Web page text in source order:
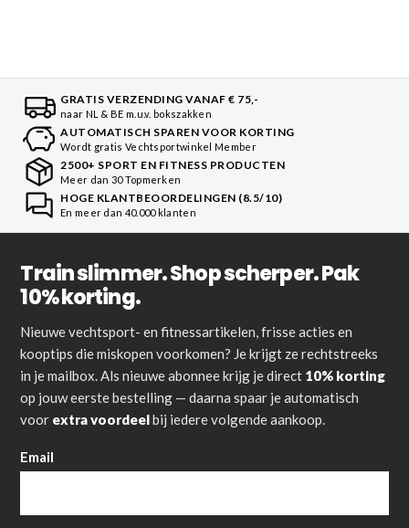
GRATIS VERZENDING VANAF € 75,-
naar NL & BE m.u.v. bokszakken
AUTOMATISCH SPAREN VOOR KORTING
Wordt gratis Vechtsportwinkel Member
2500+ SPORT EN FITNESS PRODUCTEN
Meer dan 30 Topmerken
HOGE KLANTBEOORDELINGEN (8.5/10)
En meer dan 40.000 klanten
Train slimmer. Shop scherper. Pak
10% korting.
Nieuwe vechtsport- en fitnessartikelen, frisse acties en
kooptips die miskopen voorkomen? Je krijgt ze rechtstreeks
in je mailbox. Als nieuwe abonnee krijg je direct 10% korting
op jouw eerste bestelling — daarna spaar je automatisch
voor extra voordeelbij iedere volgende aankoop.
Email